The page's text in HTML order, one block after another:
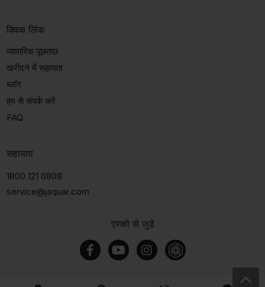
एस्को से जुड़ें
क्विक लिंक
व्यापारिक पूछताछ
खरीदने में सहायता
ब्लॉग
हम से संपर्क करें
FAQ
सहायता
1800 121 6808
service@jaquar.com